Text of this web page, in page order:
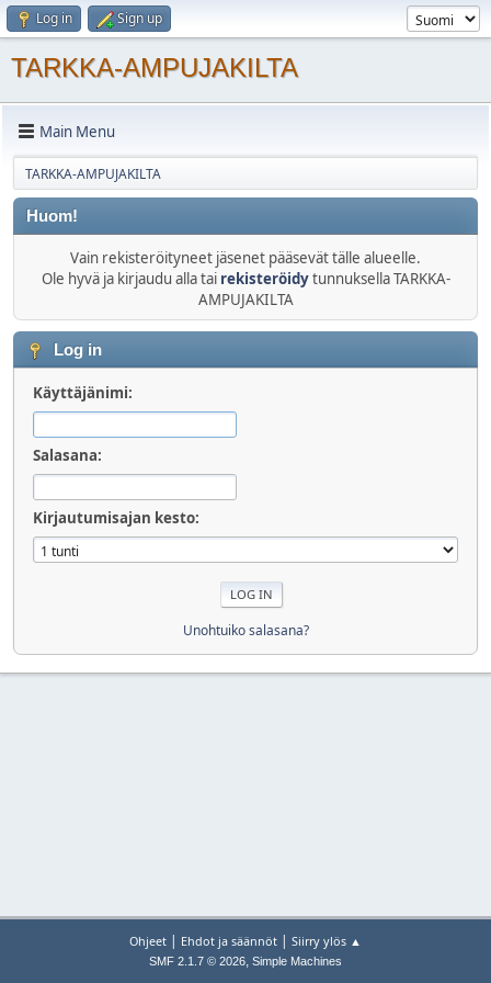
Log in Sign up
TARKKA-AMPUJAKILTA
Main Menu
TARKKA-AMPUJAKILTA
Huom!
Vain rekisteröityneet jäsenet pääsevät tälle alueelle.
Ole hyvä ja kirjaudu alla tai rekisteröidytunnuksella TARKKA-
AMPUJAKILTA
Log in
Käyttäjänimi:
Salasana:
Kirjautumisajan kesto:
Unohtuiko salasana?
Ohjeet | Ehdot ja säännöt | Siirry ylös ▲
SMF 2.1.7 © 2026, Simple Machines